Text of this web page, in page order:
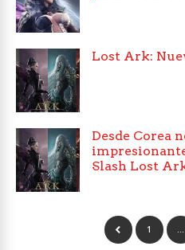
Lost Ark:
Desde Corea
Slash Lost
1 …